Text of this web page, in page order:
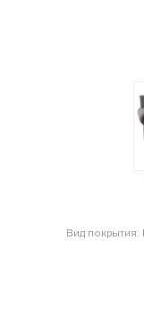
Вид покрытия: